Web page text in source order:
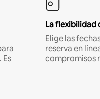
Es
La flexibilidad
Elige las
reserva en
compromisos